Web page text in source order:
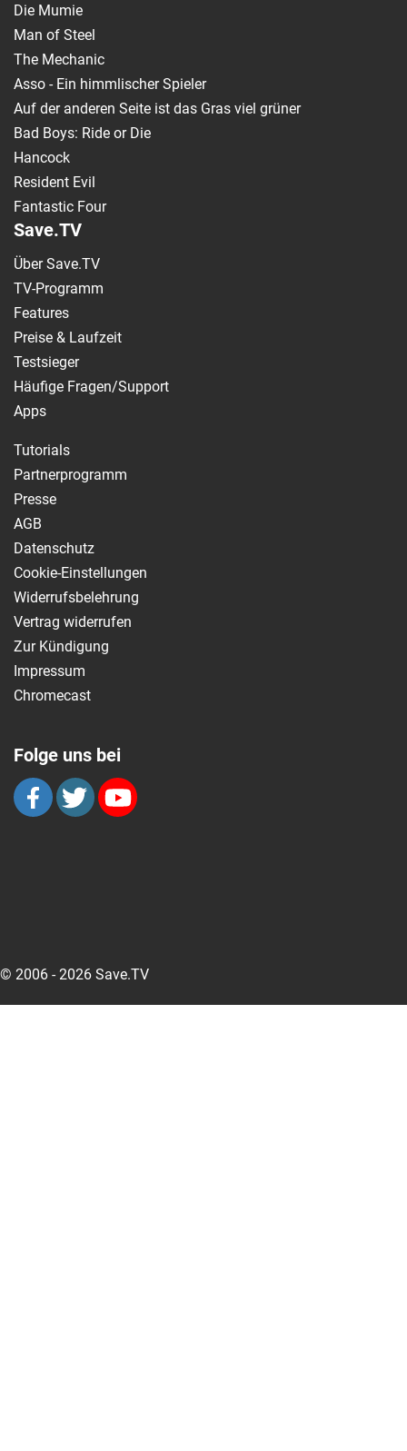
Die Mumie
Man of Steel
The Mechanic
Asso - Ein himmlischer Spieler
Auf der anderen Seite ist das Gras viel grüner
Bad Boys: Ride or Die
Hancock
Resident Evil
Fantastic Four
Save.TV
Über Save.TV
TV-Programm
Features
Preise & Laufzeit
Testsieger
Häufige Fragen/Support
Apps
Tutorials
Partnerprogramm
Presse
AGB
Datenschutz
Cookie-Einstellungen
Widerrufsbelehrung
Vertrag widerrufen
Zur Kündigung
Impressum
Chromecast
Folge uns bei
© 2006 - 2026 Save.TV